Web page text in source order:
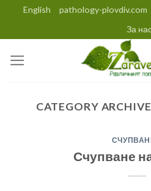
content
English pathology-plovdiv.com
За
CATEGORY
Счупване